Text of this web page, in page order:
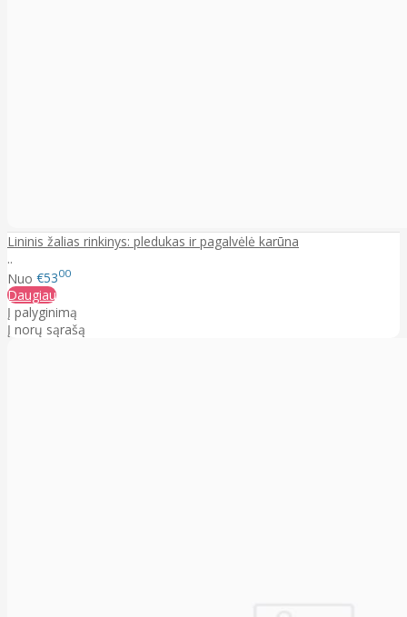
Lininis žalias rinkinys: pledukas ir pagalvėlė karūna
..
Nuo €5300
Daugiau
Į palyginimą
Į norų sąrašą